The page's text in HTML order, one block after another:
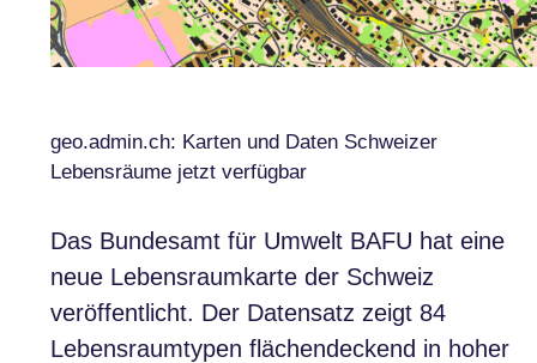
geo.admin.ch: Karten und Daten Schweizer
Lebensräume jetzt verfügbar
Das Bundesamt für Umwelt BAFU hat eine
neue Lebensraumkarte der Schweiz
veröffentlicht. Der Datensatz zeigt 84
Lebensraumtypen flächendeckend in hoher